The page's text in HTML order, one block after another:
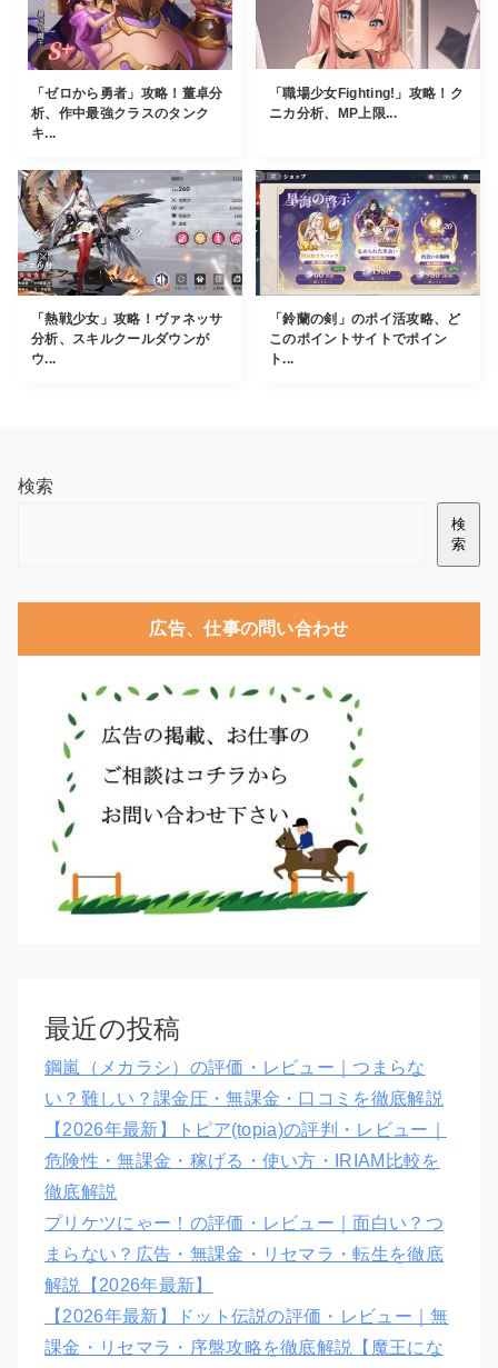
「ゼロから勇者」攻略！董卓分
析、作中最強クラスのタンク
キ...
「職場少女Fighting!」攻略！ク
ニカ分析、MP上限...
「熱戦少女」攻略！ヴァネッサ
分析、スキルクールダウンが
ウ...
「鈴蘭の剣」のポイ活攻略、ど
このポイントサイトでポイン
ト...
検索
検
索
広告、仕事の問い合わせ
最近の投稿
鋼嵐（メカラシ）の評価・レビュー｜つまらな
い？難しい？課金圧・無課金・口コミを徹底解説
【2026年最新】トピア(topia)の評判・レビュー｜
危険性・無課金・稼げる・使い方・IRIAM比較を
徹底解説
プリケツにゃー！の評価・レビュー｜面白い？つ
まらない？広告・無課金・リセマラ・転生を徹底
解説【2026年最新】
【2026年最新】ドット伝説の評価・レビュー｜無
課金・リセマラ・序盤攻略を徹底解説【魔王にな